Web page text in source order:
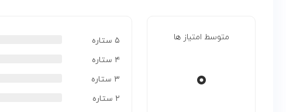
متوسط امتیاز ها
۰
۵ ستاره
۴ ستاره
۳ ستاره
۲ ستاره